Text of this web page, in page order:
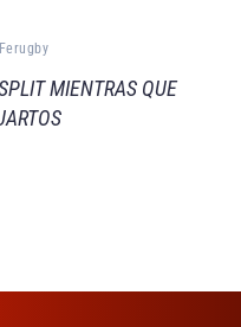
Ferugby
MIENTRAS QUE